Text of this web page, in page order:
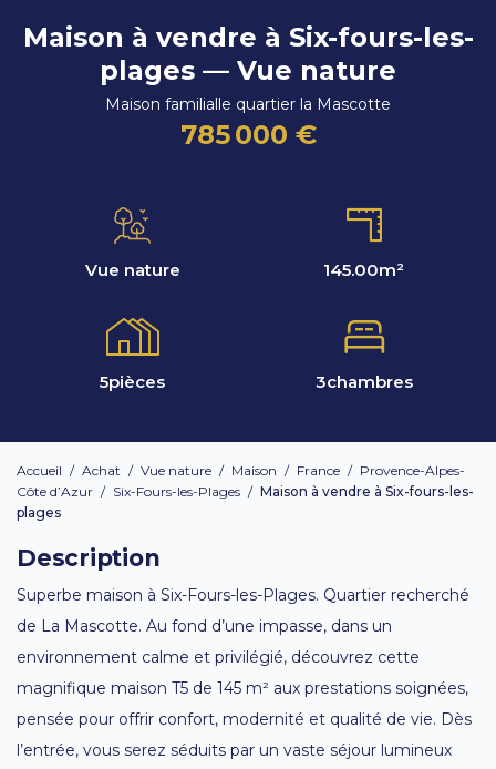
Maison à vendre à Six-fours-les-
plages — Vue nature
Maison familialle quartier la Mascotte
785 000 €
Vue nature 145.00m²
5pièces 3chambres
Accueil / Achat / Vue nature / Maison / France / Provence-Alpes-
Côte d’Azur / Six-Fours-les-Plages / Maison à vendre à Six-fours-les-
plages
Description
Superbe maison à Six-Fours-les-Plages. Quartier recherché
de La Mascotte. Au fond d’une impasse, dans un
environnement calme et privilégié, découvrez cette
magnifique maison T5 de 145 m² aux prestations soignées,
pensée pour offrir confort, modernité et qualité de vie. Dès
l’entrée, vous serez séduits par un vaste séjour lumineux